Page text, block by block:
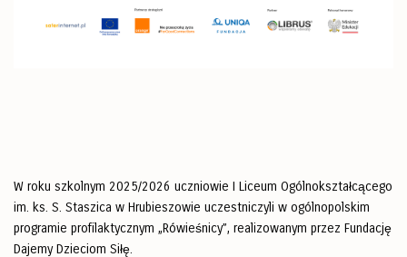
W roku szkolnym 2025/2026 uczniowie I Liceum Ogólnokształcącego
im. ks. S. Staszica w Hrubieszowie uczestniczyli w ogólnopolskim
programie profilaktycznym „Rówieśnicy”, realizowanym przez Fundację
Dajemy Dzieciom Siłę.